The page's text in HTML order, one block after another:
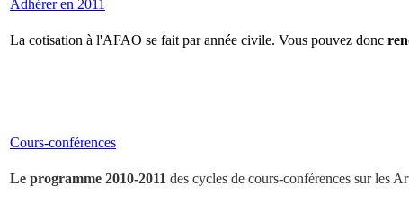
Adhérer en 2011
La cotisation à l'AFAO se fait par année civile. Vous pouvez donc
Cours-conférences
Le programme 2010-2011 des cycles de cours-conférences sur les